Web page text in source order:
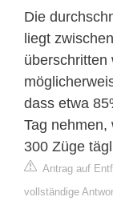
Die
liegt
überschritten
dass etwa
Tag
300 Züge
Antrag auf
vollständige